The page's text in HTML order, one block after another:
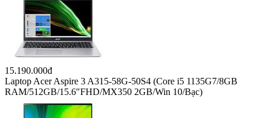
15.190.000đ
Laptop Acer Aspire 3 A315-58G-50S4 (Core i5 1135G7/8GB
RAM/512GB/15.6″FHD/MX350 2GB/Win 10/Bạc)